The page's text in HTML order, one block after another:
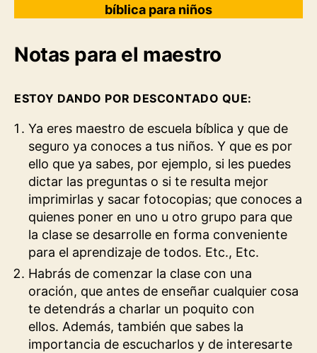
bíblica para niños
Notas para el maestro
ESTOY DANDO POR DESCONTADO QUE:
Ya eres maestro de escuela bíblica y que de
seguro ya conoces a tus niños. Y que es por
ello que ya sabes, por ejemplo, si les puedes
dictar las preguntas o si te resulta mejor
imprimirlas y sacar fotocopias; que conoces a
quienes poner en uno u otro grupo para que
la clase se desarrolle en forma conveniente
para el aprendizaje de todos. Etc., Etc.
Habrás de comenzar la clase con una
oración, que antes de enseñar cualquier cosa
te detendrás a charlar un poquito con
ellos. Además, también que sabes la
importancia de escucharlos y de interesarte